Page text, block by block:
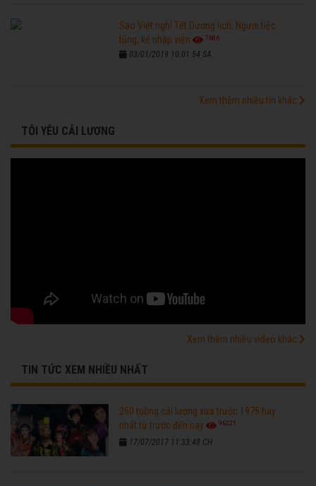
Sao Việt nghỉ Tết Dương lịch: Người tiệc
tùng, kẻ nhập viện
7686
03/01/2019 10:01:54 SA
Xem thêm nhiều tin khác
TÔI YÊU CẢI LƯƠNG
Xem thêm nhiều video khác
TIN TỨC XEM NHIỀU NHẤT
260 tuồng cải lương xưa trước 1975 hay
nhất từ trước đến nay
96221
17/07/2017 11:33:48 CH